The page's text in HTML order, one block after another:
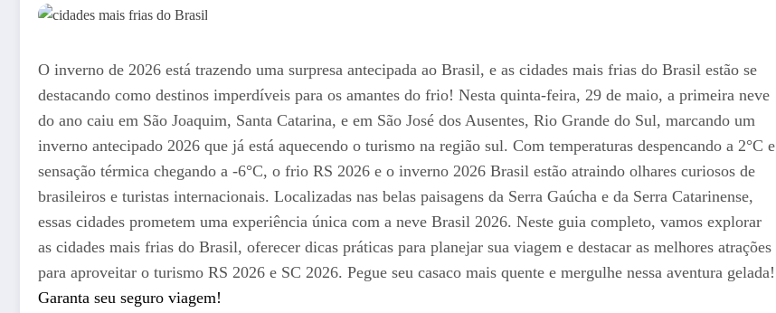
O inverno de 2026 está trazendo uma surpresa antecipada ao Brasil, e as cidades mais frias do Brasil estão se
destacando como destinos imperdíveis para os amantes do frio! Nesta quinta-feira, 29 de maio, a primeira neve
do ano caiu em São Joaquim, Santa Catarina, e em São José dos Ausentes, Rio Grande do Sul, marcando um
inverno antecipado 2026 que já está aquecendo o turismo na região sul. Com temperaturas despencando a 2°C e
sensação térmica chegando a -6°C, o frio RS 2026 e o inverno 2026 Brasil estão atraindo olhares curiosos de
brasileiros e turistas internacionais. Localizadas nas belas paisagens da Serra Gaúcha e da Serra Catarinense,
essas cidades prometem uma experiência única com a neve Brasil 2026. Neste guia completo, vamos explorar
as cidades mais frias do Brasil, oferecer dicas práticas para planejar sua viagem e destacar as melhores atrações
para aproveitar o turismo RS 2026 e SC 2026. Pegue seu casaco mais quente e mergulhe nessa aventura gelada!
Garanta seu seguro viagem!